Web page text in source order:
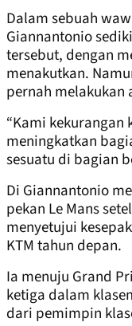
Dalam sebuah
Giannantonio
tersebut, dengan
menakutkan.
pernah melakukan
“Kami
meningkatkan
sesuatu di bagian
Di Giannantonio
pekan Le Mans
menyetujui
KTM tahun depan.
Ia menuju Grand
ketiga dalam
dari pemimpin